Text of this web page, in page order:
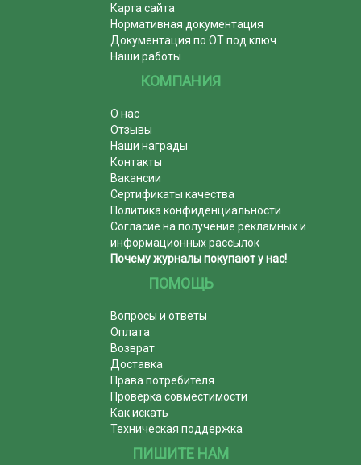
Карта сайта
Нормативная документация
Документация по ОТ под ключ
Наши работы
КОМПАНИЯ
О нас
Отзывы
Наши награды
Контакты
Вакансии
Сертификаты качества
Политика конфиденциальности
Согласие на получение рекламных и
информационных рассылок
Почему журналы покупают у нас!
ПОМОЩЬ
Вопросы и ответы
Оплата
Возврат
Доставка
Права потребителя
Проверка совместимости
Как искать
Техническая поддержка
ПИШИТЕ НАМ